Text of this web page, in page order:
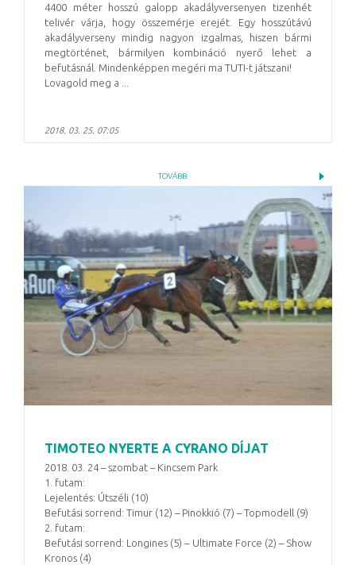
4400 méter hosszú galopp akadályversenyen tizenhét
telivér várja, hogy összemérje erejét. Egy hosszútávú
akadályverseny mindig nagyon izgalmas, hiszen bármi
megtörténet, bármilyen kombináció nyerő lehet a
befutásnál. Mindenképpen megéri ma TUTI-t játszani!
Lovagold meg a ...
2018. 03. 25. 07:05
TOVÁBB
TIMOTEO NYERTE A CYRANO DÍJAT
2018. 03. 24 – szombat – Kincsem Park
1. futam:
Lejelentés: Útszéli (10)
Befutási sorrend: Timur (12) – Pinokkió (7) – Topmodell (9)
2. futam:
Befutási sorrend: Longines (5) – Ultimate Force (2) – Show
Kronos (4)